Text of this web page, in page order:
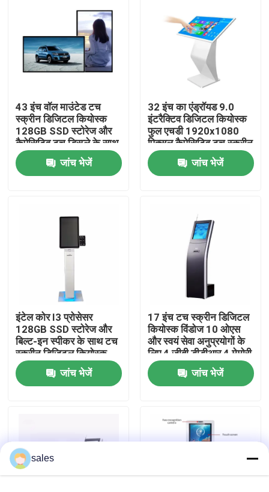
घर
हमारे बारे में
कारखाना भ्रमण
गुणवत्ता नियंत्रण
समाचार
43 इंच वॉल माउंटेड टच
स्क्रीन डिजिटल कियोस्क
128GB SSD स्टोरेज और
कैपेसिटिव टच डिस्प्ले के साथ
जांच भेजें
32 इंच का एंड्रॉयड 9.0
इंटरैक्टिव डिजिटल कियोस्क
फुल एचडी 1920x1080
पिक्सल कैपेसिटिव टच स्क्रीन
के साथ
जांच भेजें
इंटेल कोर I3 प्रोसेसर
128GB SSD स्टोरेज और
बिल्ट-इन स्पीकर के साथ टच
स्क्रीन डिजिटल कियोस्क
जांच भेजें
17 इंच टच स्क्रीन डिजिटल
कियोस्क विंडोज 10 ओएस
और स्वयं सेवा अनुप्रयोगों के
लिए 4 जीबी डीडीआर 4 मेमोरी
के साथ
जांच भेजें
sales